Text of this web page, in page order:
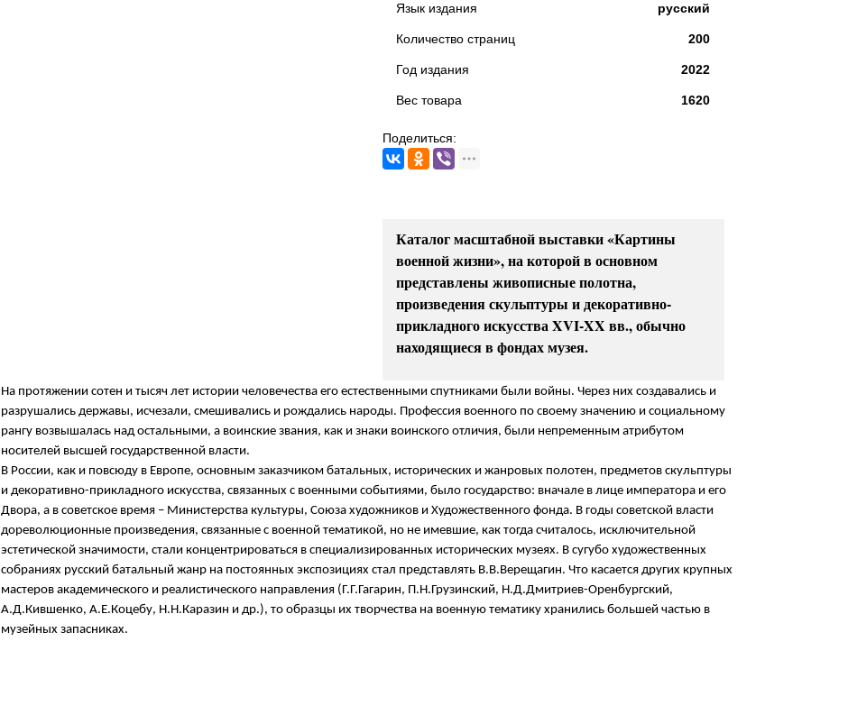
Язык издания русский
Количество страниц 200
Год издания 2022
Вес товара 1620
Поделиться:
Каталог масштабной выставки «Картины
военной жизни», на которой в основном
представлены живописные полотна,
произведения скульптуры и декоративно-
прикладного искусства XVI-XX вв., обычно
находящиеся в фондах музея.
На протяжении сотен и тысяч лет истории человечества его естественными спутниками были войны. Через них создавались и
разрушались державы, исчезали, смешивались и рождались народы. Профессия военного по своему значению и социальному
рангу возвышалась над остальными, а воинские звания, как и знаки воинского отличия, были непременным атрибутом
носителей высшей государственной власти.
В России, как и повсюду в Европе, основным заказчиком батальных, исторических и жанровых полотен, предметов скульптуры
и декоративно-прикладного искусства, связанных с военными событиями, было государство: вначале в лице императора и его
Двора, а в советское время – Министерства культуры, Союза художников и Художественного фонда. В годы советской власти
дореволюционные произведения, связанные с военной тематикой, но не имевшие, как тогда считалось, исключительной
эстетической значимости, стали концентрироваться в специализированных исторических музеях. В сугубо художественных
собраниях русский батальный жанр на постоянных экспозициях стал представлять В.В.Верещагин. Что касается других крупных
мастеров академического и реалистического направления (Г.Г.Гагарин, П.Н.Грузинский, Н.Д.Дмитриев-Оренбургский,
А.Д.Кившенко, А.Е.Коцебу, Н.Н.Каразин и др.), то образцы их творчества на военную тематику хранились большей частью в
музейных запасниках.